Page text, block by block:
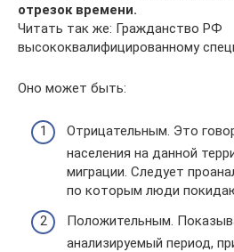
отрезок времени.
Читать так же: Гражданство РФ
высококвалифицированному
Оно может быть:
Отрицательным. Это
населения на данной
миграции. Следует
по которым люди
Положительным.
анализируемый период,